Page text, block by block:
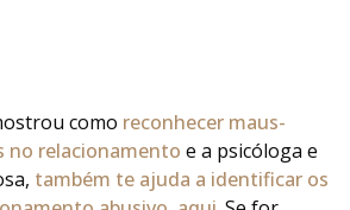
como reconhecer maus-
no relacionamento e a psicóloga e
também te ajuda a identificar os